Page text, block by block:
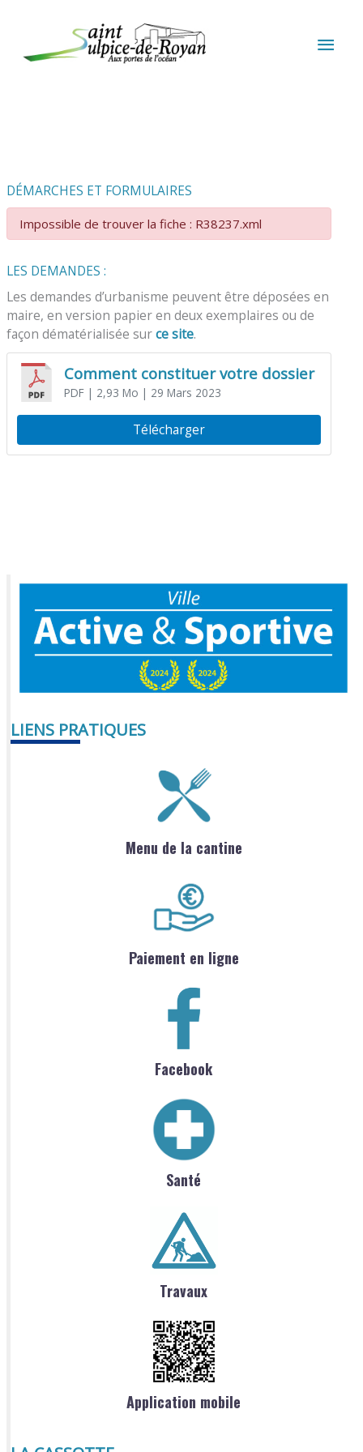
DÉMARCHES ET FORMULAIRES
Impossible de trouver la fiche : R38237.xml
LES DEMANDES :
Les demandes d’urbanisme peuvent être déposées en
maire, en version papier en deux exemplaires ou de
façon dématérialisée surce site.
Comment constituer votre dossier
PDF| 2,93 Mo | 29 Mars 2023
Télécharger
LIENS PRATIQUES
Menu de la cantine
Paiement en ligne
Facebook
Santé
Travaux
Application mobile